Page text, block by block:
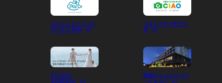
カメラシェアリング
サービス PaN
フォトスタジオチャ
オ
STUDIO
SOMEDAY
彦根キャッスル リゾ
ート＆スパ